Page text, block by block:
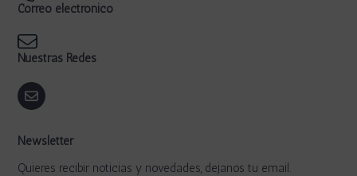
Correo electrónico
Nuestras Redes
Newsletter
Quieres recibir noticias y novedades, dejanos tu email.